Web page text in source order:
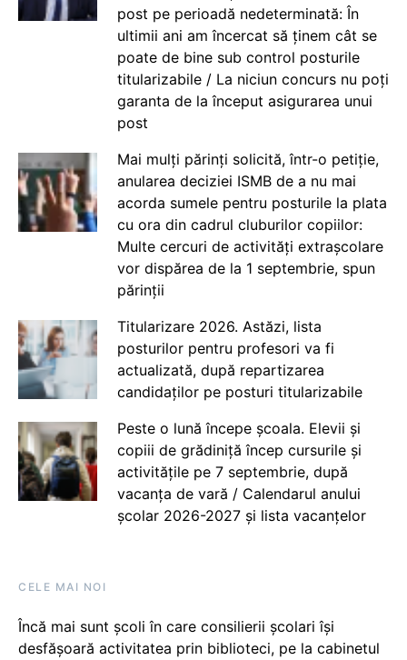
post pe perioadă nedeterminată: În
ultimii ani am încercat să ținem cât se
poate de bine sub control posturile
titularizabile / La niciun concurs nu poți
garanta de la început asigurarea unui
post
Mai mulți părinți solicită, într-o petiție,
anularea deciziei ISMB de a nu mai
acorda sumele pentru posturile la plata
cu ora din cadrul cluburilor copiilor:
Multe cercuri de activități extrașcolare
vor dispărea de la 1 septembrie, spun
părinții
Titularizare 2026. Astăzi, lista
posturilor pentru profesori va fi
actualizată, după repartizarea
candidaților pe posturi titularizabile
Peste o lună începe școala. Elevii și
copiii de grădiniță încep cursurile și
activitățile pe 7 septembrie, după
vacanța de vară / Calendarul anului
școlar 2026-2027 și lista vacanțelor
CELE MAI NOI
Încă mai sunt școli în care consilierii școlari își
desfășoară activitatea prin biblioteci, pe la cabinetul